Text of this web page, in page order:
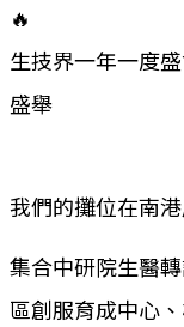
🔥
生技界一年一度
盛舉
我們的攤位在南
集合中研院生醫
區創服育成中心